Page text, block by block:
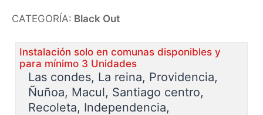
CATEGORÍA: Black Out
Instalación solo en comunas disponibles y
para mínimo 3 Unidades
Las condes, La reina, Providencia,
Ñuñoa, Macul, Santiago centro,
Recoleta, Independencia,